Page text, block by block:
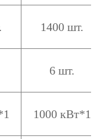
1400 шт.
6 шт.
1000 кВт*1